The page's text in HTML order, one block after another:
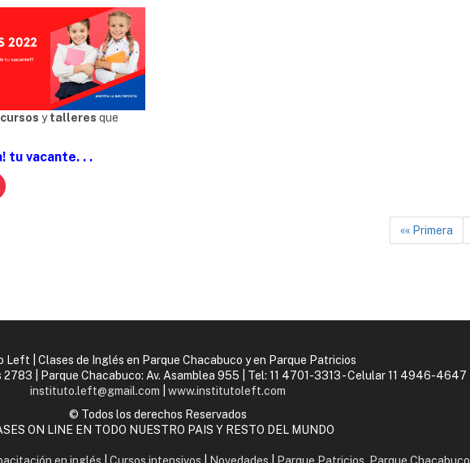
cursos ytalleres que
tu vacante. . .
«« Primera
Left | Clases de Inglés en Parque Chacabuco y en Parque Patricios
2783 | Parque Chacabuco: Av. Asamblea 955 | Tel: 11 4701-3313 - Celular 11 4946-4647
instituto.left@gmail.com
www.institutoleft.com
© Todos los derechos Reservados
ON LINE EN TODO NUESTRO PAIS Y RESTO DEL MUNDO